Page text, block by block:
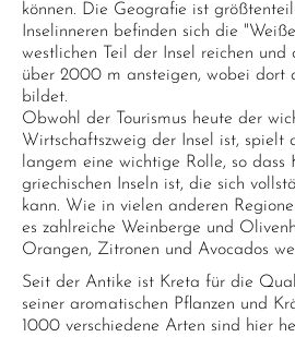
können. Die Geografie ist
Inselinneren befinden sich die
westlichen Teil der Insel reichen und
über 2000 m ansteigen, wobei dort
bildet.
Obwohl der Tourismus heute der
Wirtschaftszweig der Insel ist, spielt
langem eine wichtige Rolle, so dass
griechischen Inseln ist, die sich
kann. Wie in vielen anderen
es zahlreiche Weinberge und
Orangen, Zitronen und Avocados
Seit der Antike ist Kreta für die
seiner aromatischen Pflanzen und
1000 verschiedene Arten sind hier